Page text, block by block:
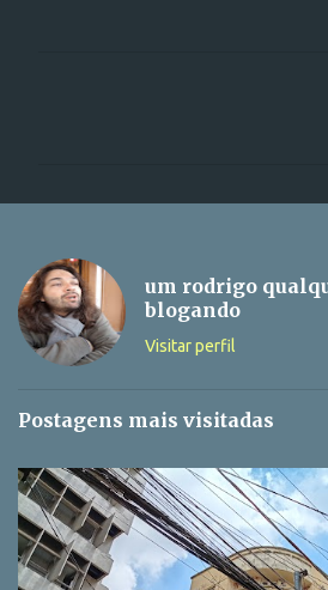
á
r
i
s
um rodrigo
blogando
Visitar perfil
Postagens mais visitadas